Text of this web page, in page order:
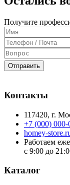
Получите
Отправить
Контакты
117420, г.
+7 (000) 000-
homey-
Работаем
с 9:00 до
Каталог